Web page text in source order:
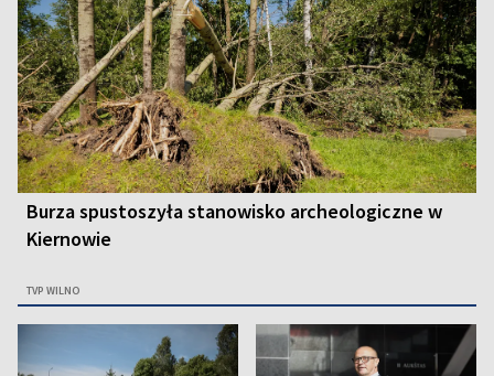
Burza spustoszyła stanowisko archeologiczne w
Kiernowie
TVP WILNO